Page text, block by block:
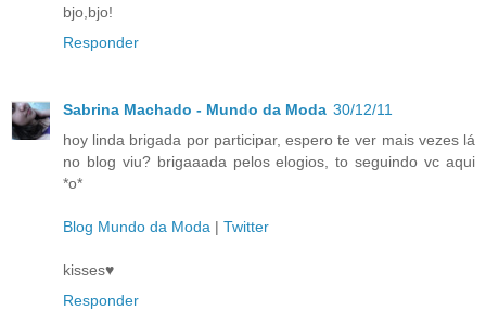
bjo,bjo!
Responder
Sabrina Machado - Mundo da Moda 30/12/11
hoy linda brigada por participar, espero te ver mais vezes lá
no blog viu? brigaaada pelos elogios, to seguindo vc aqui
*o*
Blog Mundo da Moda | Twitter
kisses♥
Responder